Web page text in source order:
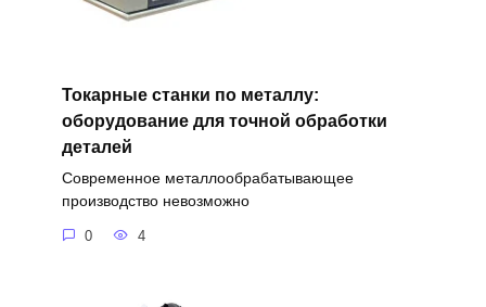
Токарные станки по металлу:
оборудование для точной обработки
деталей
Современное металлообрабатывающее
производство невозможно
0 4